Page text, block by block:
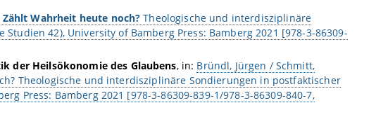
Zählt Wahrheit heute noch? Theologische und interdisziplinäre
42), University of Bamberg Press: Bamberg 2021 [978-3-86309-
der Heilsökonomie des Glaubens, in: Bründl, Jürgen / Schmitt,
Theologische und interdisziplinäre Sondierungen in postfaktischer
Press: Bamberg 2021 [978-3-86309-839-1/978-3-86309-840-7,